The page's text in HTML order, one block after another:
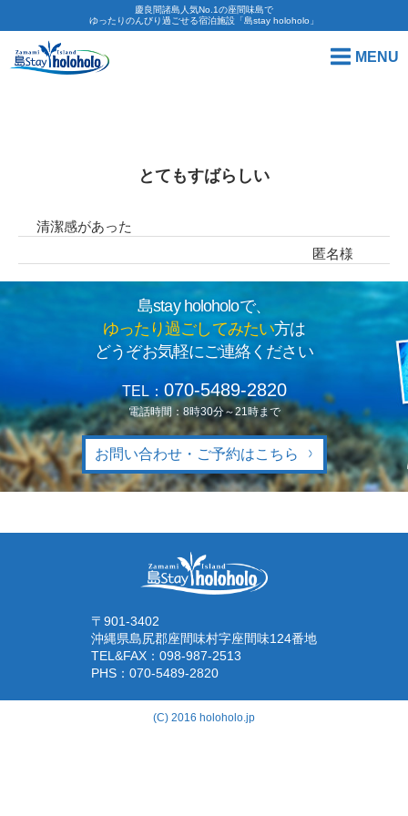
慶良間諸島人気No.1の座間味島で
ゆったりのんびり過ごせる宿泊施設「島stay holoholo」
MENU
とてもすばらしい
清潔感があった
匿名様
島stay holoholoで、
ゆったり過ごしてみたい方は
どうぞお気軽にご連絡ください
TEL： 070-5489-2820
電話時間：8時30分～21時まで
お問い合わせ・ご予約はこちら
〒901-3402
沖縄県島尻郡座間味村字座間味124番地
TEL&FAX： 098-987-2513
PHS： 070-5489-2820
(C) 2016 holoholo.jp